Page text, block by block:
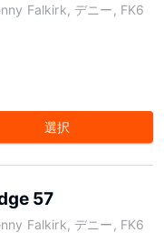
Falkirk, デニー, FK6
選択
57
Falkirk, デニー, FK6